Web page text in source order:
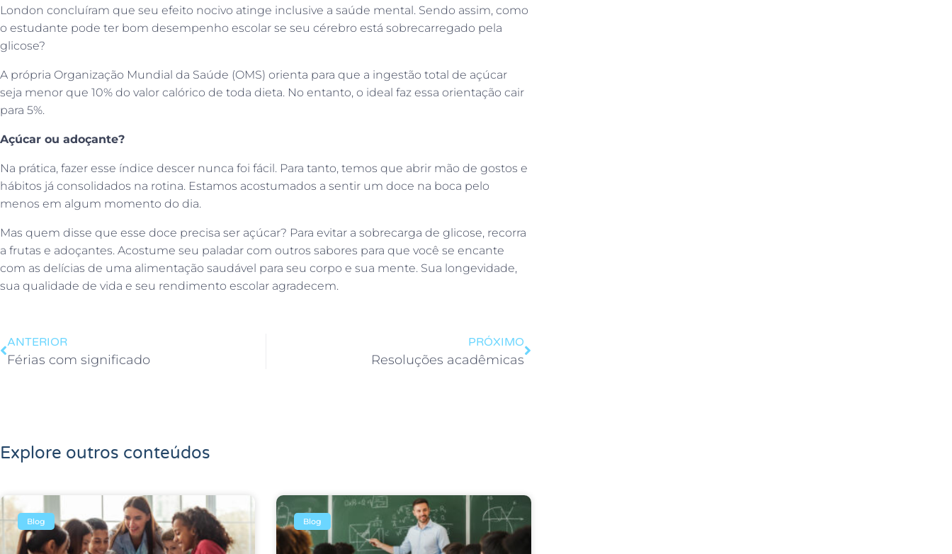
London concluíram que seu efeito nocivo atinge inclusive a saúde mental. Sendo assim, como
o estudante pode ter bom desempenho escolar se seu cérebro está sobrecarregado pela
glicose?
A própria Organização Mundial da Saúde (OMS) orienta para que a ingestão total de açúcar
seja menor que 10% do valor calórico de toda dieta. No entanto, o ideal faz essa orientação cair
para 5%.
Açúcar ou adoçante?
Na prática, fazer esse índice descer nunca foi fácil. Para tanto, temos que abrir mão de gostos e
hábitos já consolidados na rotina. Estamos acostumados a sentir um doce na boca pelo
menos em algum momento do dia.
Mas quem disse que esse doce precisa ser açúcar? Para evitar a sobrecarga de glicose, recorra
a frutas e adoçantes. Acostume seu paladar com outros sabores para que você se encante
com as delícias de uma alimentação saudável para seu corpo e sua mente. Sua longevidade,
sua qualidade de vida e seu rendimento escolar agradecem.
ANTERIOR
Férias com significado
PRÓXIMO
Resoluções acadêmicas
Explore outros conteúdos
Blog Blog